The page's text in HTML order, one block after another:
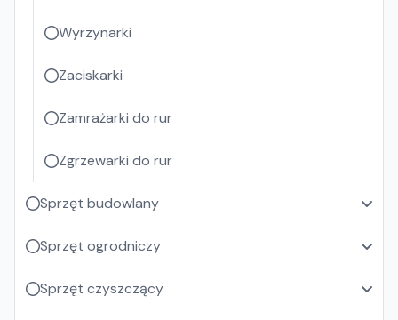
Wyrzynarki
Zaciskarki
Zamrażarki do rur
Zgrzewarki do rur
Sprzęt budowlany
Sprzęt ogrodniczy
Sprzęt czyszczący